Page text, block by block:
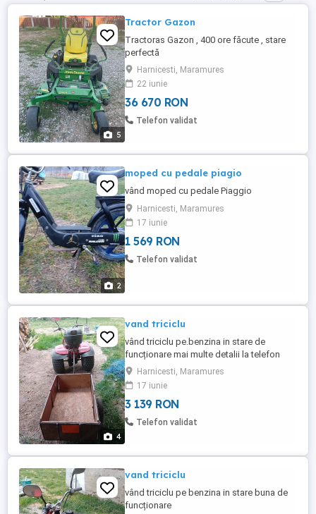
5
Tractor Gazon
Tractoras Gazon , 400 ore făcute , stare
perfectă
Harnicesti, Maramures
22 iunie
36 670 RON
Telefon validat
2
moped cu pedale piagio
vând moped cu pedale Piaggio
Harnicesti, Maramures
17 iunie
1 569 RON
Telefon validat
4
vand triciclu
vând triciclu pe.benzina in stare de
funcționare mai multe detalii la telefon
Harnicesti, Maramures
17 iunie
3 139 RON
Telefon validat
vand triciclu
vând triciclu pe benzina in stare buna de
funcționare